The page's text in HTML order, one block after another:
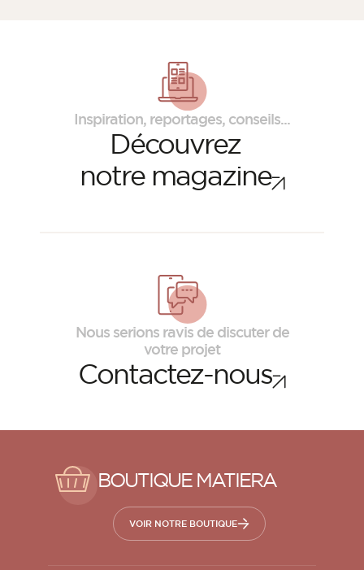
Inspiration, reportages, conseils...
Découvrez
notre magazine
Nous serions ravis de discuter de
votre projet
Contactez-nous
BOUTIQUE MATIERA
VOIR NOTRE BOUTIQUE